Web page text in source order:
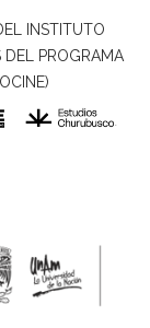
INSTITUTO
DEL PROGRAMA